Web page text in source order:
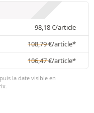
98,18€/article
108,79€/article*
106,47€/article*
la date visible en